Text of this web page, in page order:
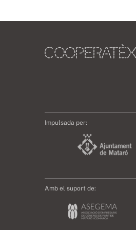
Impulsada per:
Amb el suport de: